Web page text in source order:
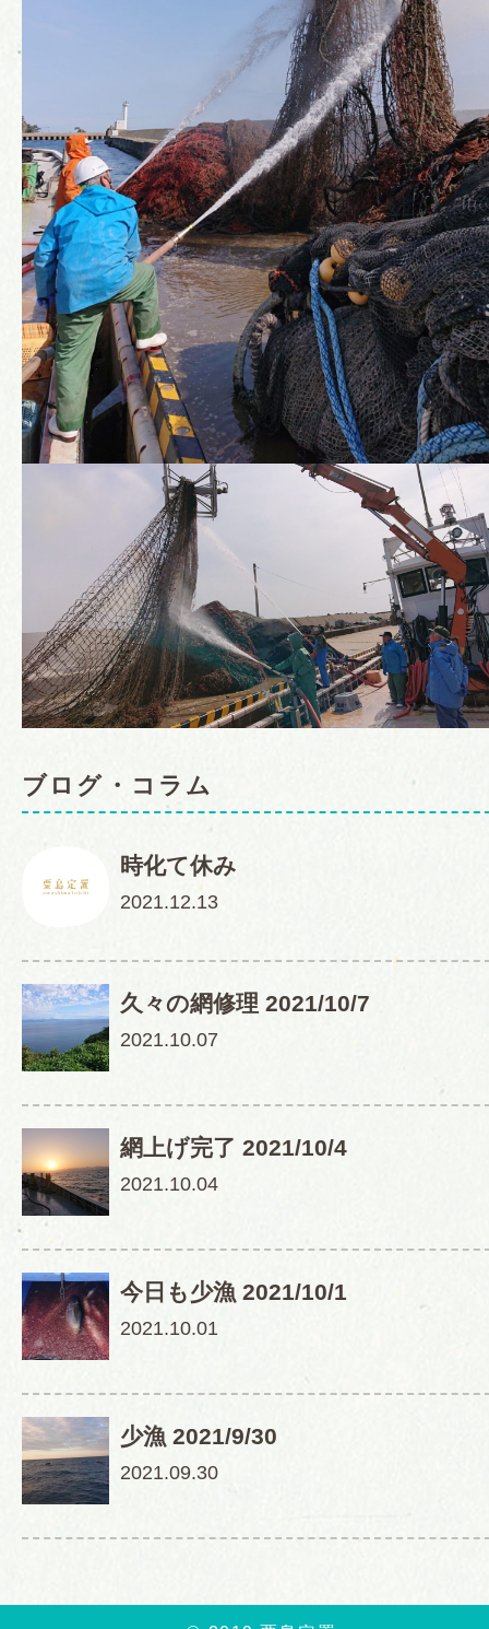
ブログ・コラム
時化て休み
2021.12.13
久々の網修理 2021/10/7
2021.10.07
網上げ完了 2021/10/4
2021.10.04
今日も少漁 2021/10/1
2021.10.01
少漁 2021/9/30
2021.09.30